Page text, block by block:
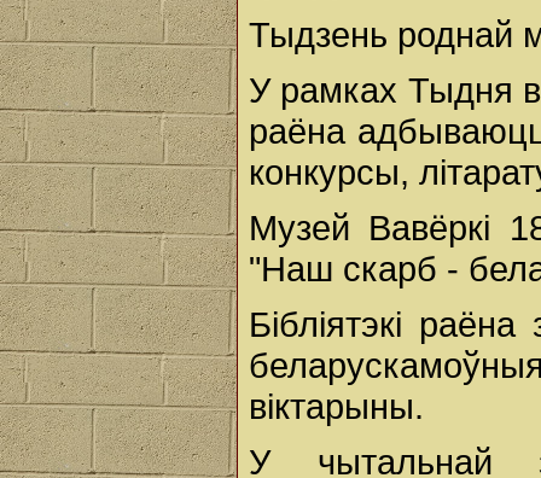
Тыдзень роднай
У рамках Тыдня
раёна
конкурсы,
Музей Вавёркі
"Наш скарб -
Бібліятэкі
віктарыны.
У чытальнай